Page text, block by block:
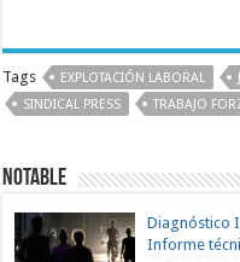
Tags EXPLOTACIÓN LABORAL
SINDICAL PRESS
TRABAJO
Notable
Diagnóstico
Informe